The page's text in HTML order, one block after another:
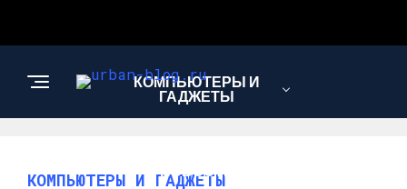
КОМПЬЮТЕРЫ И
ГАДЖЕТЫ
НОВОСТИ
КОМПЬЮТЕРЫ И ГАДЖЕТЫ